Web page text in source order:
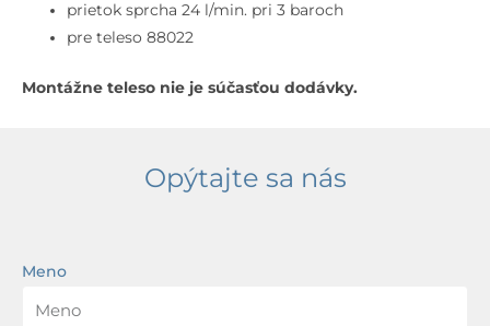
prietok sprcha 24 l/min. pri 3 baroch
pre teleso 88022
Montážne teleso nie je súčasťou dodávky.
Opýtajte sa nás
Meno